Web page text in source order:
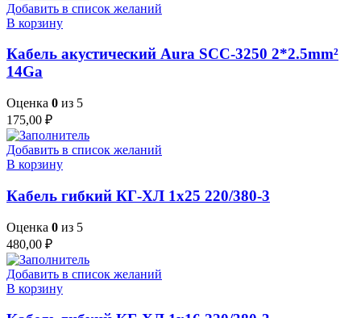
Добавить в список желаний
В корзину
Кабель акустический Aura SCC-3250 2*2.5mm²
14Ga
Оценка 0 из 5
175,00 ₽
Добавить в список желаний
В корзину
Кабель гибкий КГ-ХЛ 1х25 220/380-3
Оценка 0 из 5
480,00 ₽
Добавить в список желаний
В корзину